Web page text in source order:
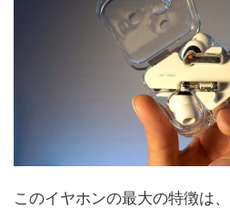
このイヤホンの最大の特徴は、